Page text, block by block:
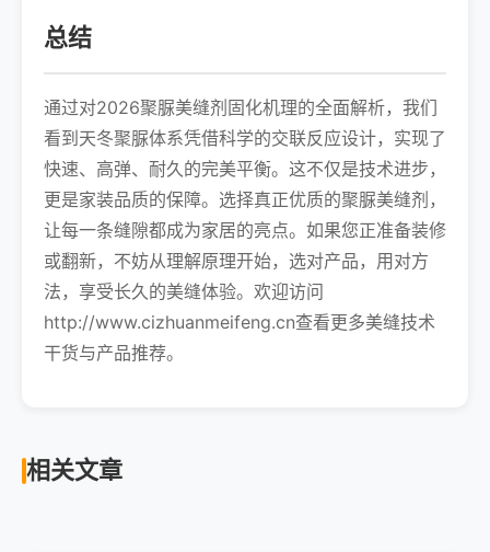
总结
通过对2026聚脲美缝剂固化机理的全面解析，我们
看到天冬聚脲体系凭借科学的交联反应设计，实现了
快速、高弹、耐久的完美平衡。这不仅是技术进步，
更是家装品质的保障。选择真正优质的聚脲美缝剂，
让每一条缝隙都成为家居的亮点。如果您正准备装修
或翻新，不妨从理解原理开始，选对产品，用对方
法，享受长久的美缝体验。欢迎访问
http://www.cizhuanmeifeng.cn查看更多美缝技术
干货与产品推荐。
相关文章